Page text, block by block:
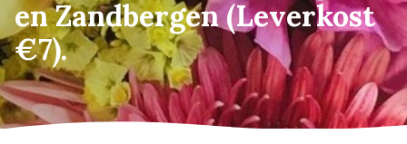
en Zandbergen (Leverkost
€7).